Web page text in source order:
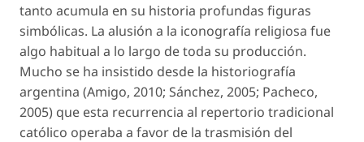
tanto acumula en su historia profundas figuras
simbólicas. La alusión a la iconografía religiosa fue
algo habitual a lo largo de toda su producción.
Mucho se ha insistido desde la historiografía
argentina (Amigo, 2010; Sánchez, 2005; Pacheco,
2005) que esta recurrencia al repertorio tradicional
católico operaba a favor de la trasmisión del